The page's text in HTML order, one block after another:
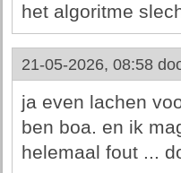
het algoritme
21-05-2026, 08:58
ja even lachen
ben boa. en ik
helemaal fout ...